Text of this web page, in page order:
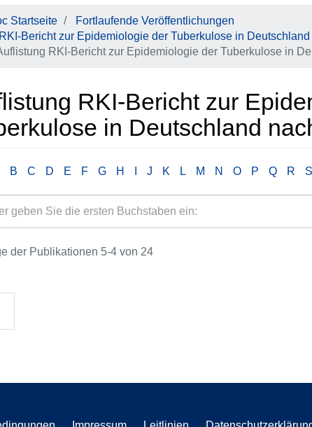
Startseite
Fortlaufende Veröffentlichungen
RKI-Bericht zur Epidemiologie der Tuberkulose in Deutschland
RKI-Bericht zur Epidemiologie der Tuberkulose in
RKI-Bericht zur
in Deutschland
B C D E F G H J K L M N O P Q R S
der Publikationen 5-4 von 24